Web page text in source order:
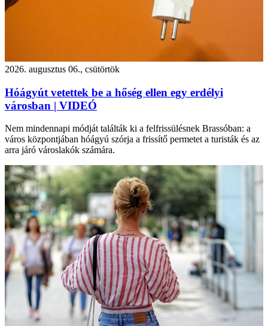
2026. augusztus 06., csütörtök
Hóágyút vetettek be a hőség ellen egy erdélyi
városban | VIDEÓ
Nem mindennapi módját találták ki a felfrissülésnek Brassóban: a
város központjában hóágyú szórja a frissítő permetet a turisták és az
arra járó városlakók számára.